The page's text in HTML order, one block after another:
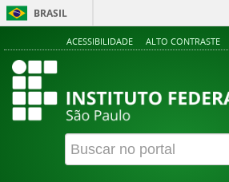
BRASIL
ACESSIBILIDADE ALTO CONTRASTE